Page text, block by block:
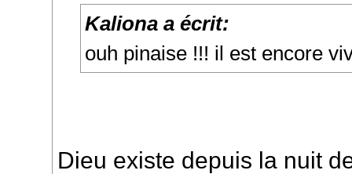
Kaliona a écrit:
ouh pinaise !!! il est encore
Dieu existe depuis la nuit